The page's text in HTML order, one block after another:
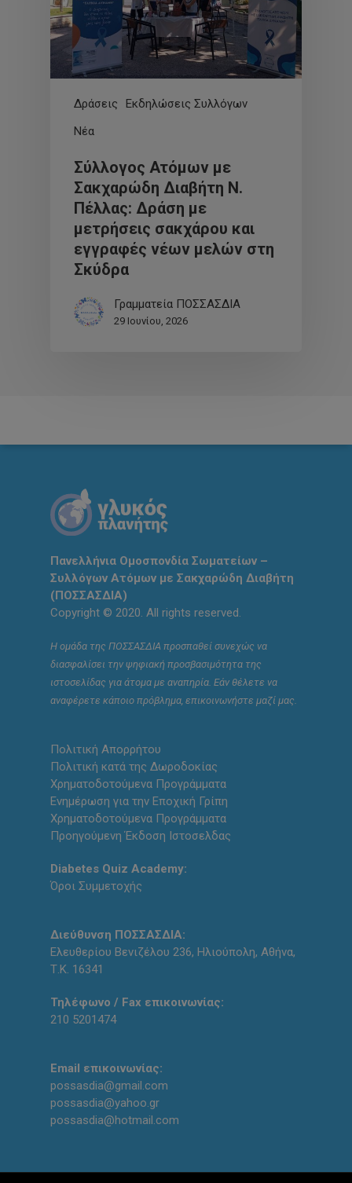
Δράσεις
Εκδηλώσεις Συλλόγων
Νέα
Σύλλογος Ατόμων με
Σακχαρώδη Διαβήτη Ν.
Πέλλας: Δράση με
μετρήσεις σακχάρου και
εγγραφές νέων μελών στη
Σκύδρα
Γραμματεία ΠΟΣΣΑΣΔΙΑ
29 Ιουνίου, 2026
Πανελλήνια Ομοσπονδία Σωματείων –
Συλλόγων Ατόμων με Σακχαρώδη Διαβήτη
(ΠΟΣΣΑΣΔΙΑ)
Copyright © 2020. All rights reserved.
Η ομάδα της ΠΟΣΣΑΣΔΙΑ προσπαθεί συνεχώς να
διασφαλίσει την ψηφιακή προσβασιμότητα της
ιστοσελίδας για άτομα με αναπηρία. Εάν θέλετε να
αναφέρετε κάποιο πρόβλημα, επικοινωνήστε μαζί μας.
Πολιτική Απορρήτου
Πολιτική κατά της Δωροδοκίας
Χρηματοδοτούμενα Προγράμματα
Ενημέρωση για την Εποχική Γρίπη
Χρηματοδοτούμενα Προγράμματα
Προηγούμενη Έκδοση Ιστοσελδας
Diabetes Quiz Academy:
Όροι Συμμετοχής
Διεύθυνση ΠΟΣΣΑΣΔΙΑ:
Ελευθερίου Βενιζέλου 236, Ηλιούπολη, Αθήνα,
Τ.Κ. 16341
Τηλέφωνο / Fax επικοινωνίας:
210 5201474
Email επικοινωνίας:
possasdia@gmail.com
possasdia@yahoo.gr
possasdia@hotmail.com